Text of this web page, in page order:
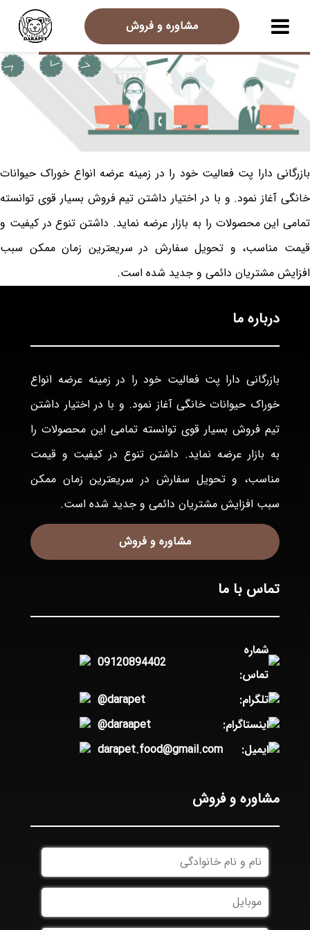
مشاوره و فروش
بازرگانی دارا پت فعاليت خود را در زمينه عرضه انواع خوراک حيوانات
خانگی آغاز نمود. و با در اختيار داشتن تيم فروش بسيار قوی توانسته
تمامی اين محصولات را به بازار عرضه نمايد. داشتن تنوع در كيفيت و
قيمت مناسب، و تحويل سفارش در سريعترين زمان ممكن سبب
افزايش مشتريان دائمی و جديد شده است.
درباره ما
بازرگانی دارا پت فعاليت خود را در زمينه عرضه انواع
خوراک حيوانات خانگی آغاز نمود. و با در اختيار داشتن
تيم فروش بسيار قوی توانسته تمامی اين محصولات را
به بازار عرضه نمايد. داشتن تنوع در كيفيت و قيمت
مناسب، و تحويل سفارش در سريعترين زمان ممكن
سبب افزايش مشتريان دائمی و جديد شده است.
مشاوره و فروش
تماس با ما
شماره
تماس:
09120894402
تلگرام:
@darapet
اینستاگرام:
@daraapet
ایمیل:
darapet.food@gmail.com
مشاوره و فروش
نام
و
نام
خانوادگی
موبایل